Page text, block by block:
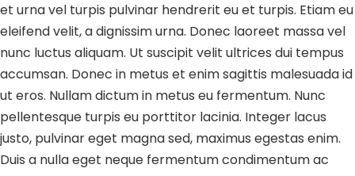
et urna vel turpis pulvinar hendrerit eu et turpis. Etiam eu
eleifend velit, a dignissim urna. Donec laoreet massa vel
nunc luctus aliquam. Ut suscipit velit ultrices dui tempus
accumsan. Donec in metus et enim sagittis malesuada id
ut eros. Nullam dictum in metus eu fermentum. Nunc
pellentesque turpis eu porttitor lacinia. Integer lacus
justo, pulvinar eget magna sed, maximus egestas enim.
Duis a nulla eget neque fermentum condimentum ac